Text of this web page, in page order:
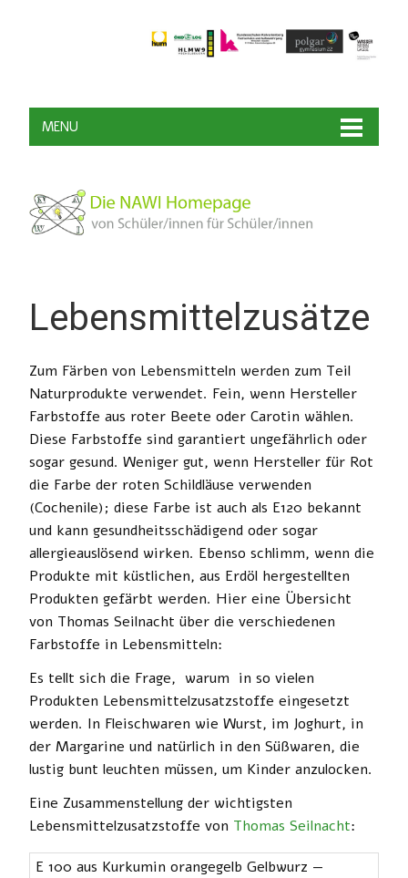
MENU
Lebensmittelzusätze
Zum Färben von Lebensmitteln werden zum Teil
Naturprodukte verwendet. Fein, wenn Hersteller
Farbstoffe aus roter Beete oder Carotin wählen.
Diese Farbstoffe sind garantiert ungefährlich oder
sogar gesund. Weniger gut, wenn Hersteller für Rot
die Farbe der roten Schildläuse verwenden
(Cochenile); diese Farbe ist auch als E120 bekannt
und kann gesundheitsschädigend oder sogar
allergieauslösend wirken. Ebenso schlimm, wenn die
Produkte mit küstlichen, aus Erdöl hergestellten
Produkten gefärbt werden. Hier eine Übersicht
von Thomas Seilnacht über die verschiedenen
Farbstoffe in Lebensmitteln:
Es tellt sich die Frage, warum in so vielen
Produkten Lebensmittelzusatzstoffe eingesetzt
werden. In Fleischwaren wie Wurst, im Joghurt, in
der Margarine und natürlich in den Süßwaren, die
lustig bunt leuchten müssen, um Kinder anzulocken.
Eine Zusammenstellung der wichtigsten
Lebensmittelzusatzstoffe von Thomas Seilnacht:
E 100 aus Kurkumin orangegelb Gelbwurz —